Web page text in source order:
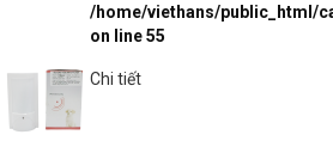
/home/viethans/public_html/
on line55
Chi tiết